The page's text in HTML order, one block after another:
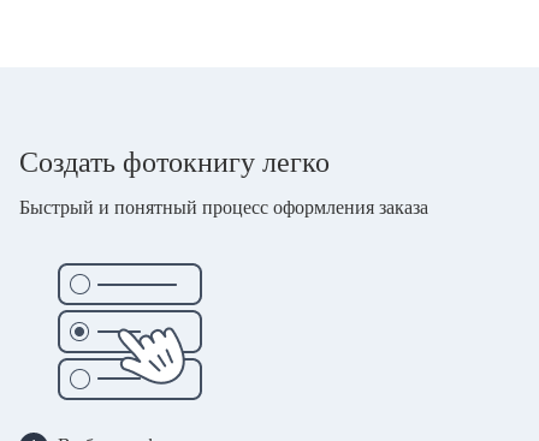
Создать фотокнигу легко
Быстрый и понятный процесс оформления заказа